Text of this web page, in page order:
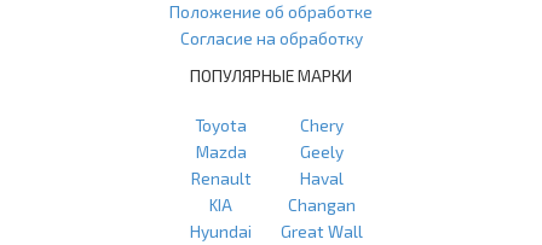
Положение об обработке
Согласие на обработку
ПОПУЛЯРНЫЕ МАРКИ
Toyota
Mazda
Renault
KIA
Hyundai
Chery
Geely
Haval
Changan
Great Wall